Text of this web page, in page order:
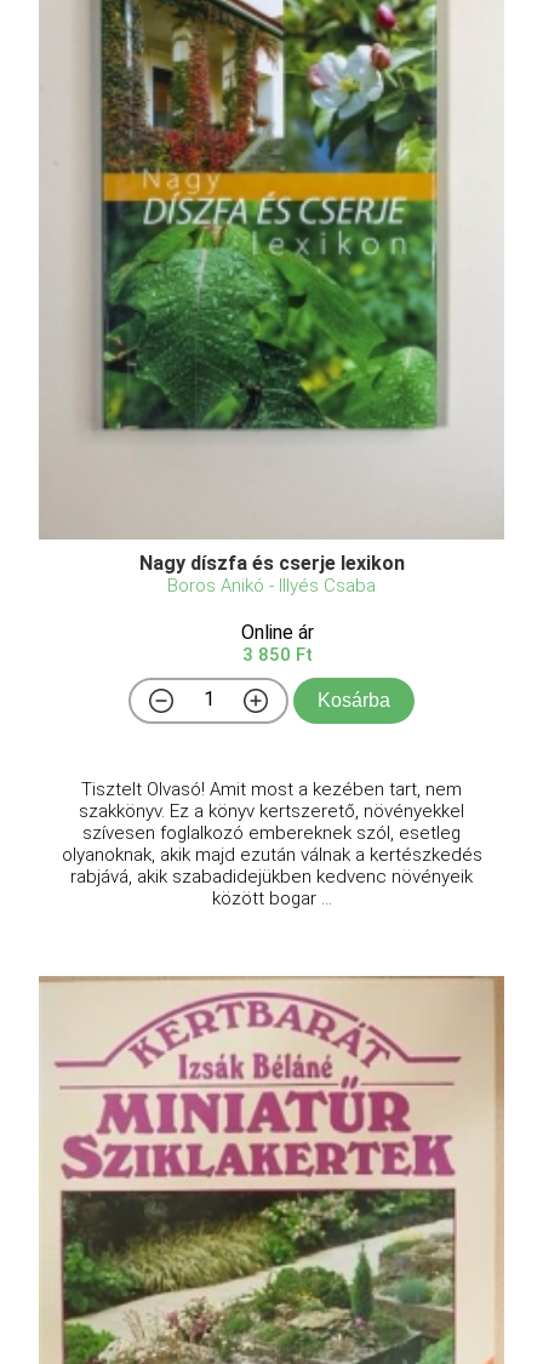
Nagy díszfa és cserje lexikon
Boros Anikó - Illyés Csaba
Online ár
3 850 Ft
Kosárba
Tisztelt Olvasó! Amit most a kezében tart, nem
szakkönyv. Ez a könyv kertszerető, növényekkel
szívesen foglalkozó embereknek szól, esetleg
olyanoknak, akik majd ezután válnak a kertészkedés
rabjává, akik szabadidejükben kedvenc növényeik
között bogar ...